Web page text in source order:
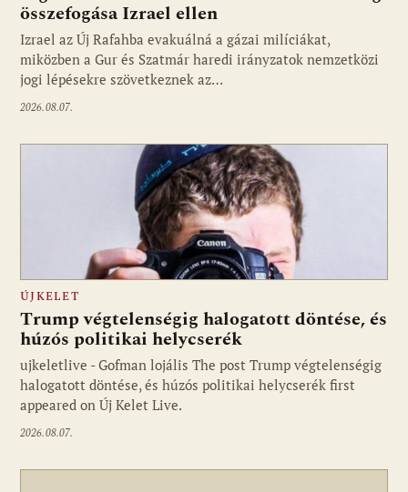
összefogása Izrael ellen
Izrael az Új Rafahba evakuálná a gázai milíciákat,
miközben a Gur és Szatmár haredi irányzatok nemzetközi
jogi lépésekre szövetkeznek az…
2026.08.07.
Fotó: ujkelet.live
ÚJKELET
Trump végtelenségig halogatott döntése, és
húzós politikai helycserék
ujkeletlive - Gofman lojális The post Trump végtelenségig
halogatott döntése, és húzós politikai helycserék first
appeared on Új Kelet Live.
2026.08.07.